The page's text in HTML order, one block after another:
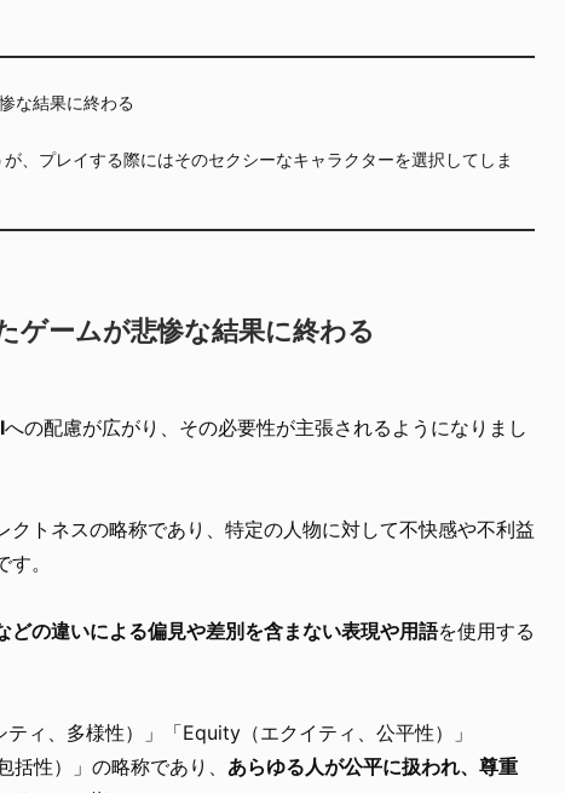
な結果に終わる
、プレイする際にはそのセクシーなキャラクターを選択してしま
ゲームが悲惨な結果に終わる
への配慮が広がり、その必要性が主張されるようになりまし
クトネスの略称であり、特定の人物に対して不快感や不利益
。
どの違いによる偏見や差別を含まない表現や用語を使用する
ィ、多様性）」「Equity（エクイティ、公平性）」
括性）」の略称であり、 あらゆる人が公平に扱われ、尊重